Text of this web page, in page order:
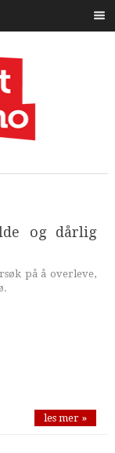
og dårlig
på å overleve,
les mer »